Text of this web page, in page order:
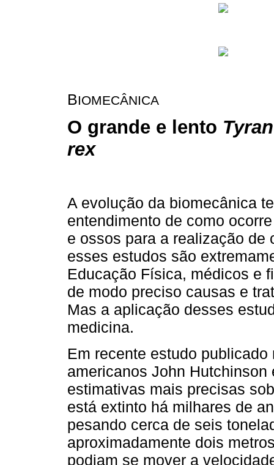
BIOMECÂNICA
O grande e lento
rex
A evolução da biomecânica
entendimento de como
e ossos para a realização de
esses estudos são
Educação Física, médicos e
de modo preciso causas e
Mas a aplicação desses
medicina.
Em recente estudo
americanos John
estimativas mais precisas
está extinto há milhares de
pesando cerca de seis
aproximadamente dois
podiam se mover a